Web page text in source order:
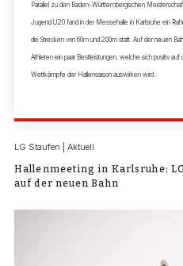
Parallel zu den Baden-Württembergischen
Jugend U20 fand in der Messehalle in Karlsruhe ein
die Strecken von 60m und 200m statt. Auf der neuen
Athleten ein paar Bestleistungen, welche sich positiv
Wettkämpfe der Hallensaison auswirken wird.
LG Staufen | Aktuell
Hallenmeeting in Karlsruhe:
auf der neuen Bahn